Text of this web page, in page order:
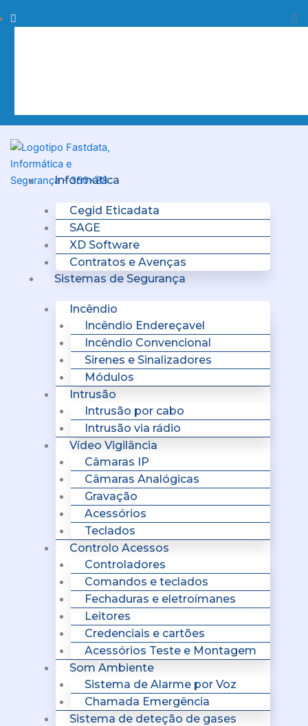
to
Procurar
Informática
Cegid Eticadata
SAGE
XD Software
Contratos e Avenças
Sistemas de Segurança
Incêndio
Incêndio Endereçavel
Incêndio Convencional
Sirenes e Sinalizadores
Módulos
Intrusão
Intrusão por cabo
Intrusão via rádio
Vídeo Vigilância
Câmaras IP
Câmaras Analógicas
Gravação
Acessórios
Teclados
Controlo Acessos
Controladores
Comandos e teclados
Fechaduras e eletroímanes
Leitores
Credenciais e cartões
Acessórios Teste e Montagem
Som Ambiente
Sistema de Alarme por Voz
Chamada Emergência
Sistema de deteção de gases
Menu